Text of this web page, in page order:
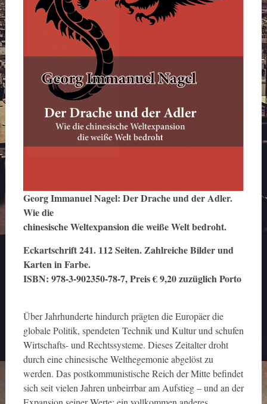
Georg Immanuel Nagel: Der Drache und der Adler.
Wie die
chinesische Weltexpansion die weiße Welt bedroht.
Eckartschrift 241. 112 Seiten. Zahlreiche Bilder und
Karten in Farbe.
ISBN: 978-3-902350-78-7, Preis € 9,20 zuzüglich Porto
Über Jahrhunderte hindurch prägten die Europäer die
globale Politik, spendeten Technik und Kultur und schufen
Wirtschafts- und Rechtssysteme. Dieses Zeitalter droht
durch eine chinesische Welthegemonie abgelöst zu
werden. Das postkommunistische Reich der Mitte befindet
sich seit vielen Jahren unbeirrbar am Aufstieg – und an der